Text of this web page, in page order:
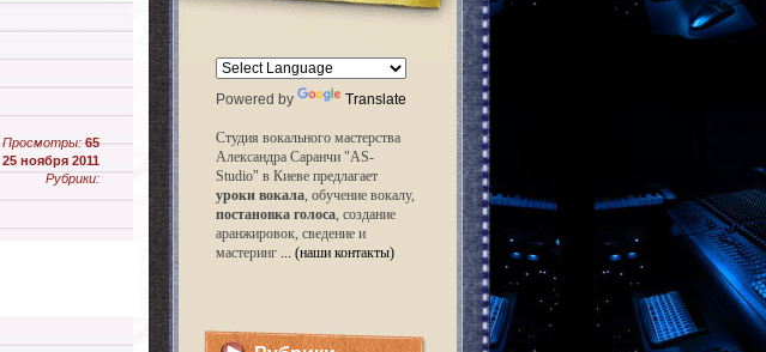
Просмотры: 65
25 ноября 2011
Рубрики:
Powered by Translate
Студия вокального мастерства
Александра Саранчи "AS-
Studio" в Киеве предлагает
уроки вокала, обучение вокалу,
постановка голоса, создание
аранжировок, сведение и
мастеринг ... (наши контакты)